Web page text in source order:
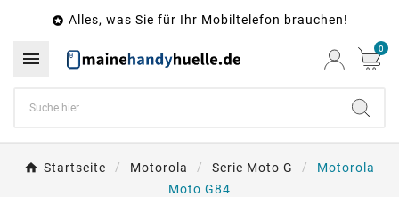
 Alles, was Sie für Ihr Mobiltelefon brauchen!
 0
Startseite Motorola Serie Moto G
Motorola
Moto G84